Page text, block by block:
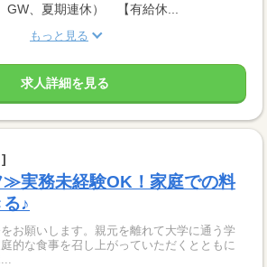
GW、夏期連休） 【有給休...
もっと見る
求人詳細を見る
実務未経験OK！家庭での料
♪
お願いします。親元を離れて大学に通う学
的な食事を召し上がっていただくとともに